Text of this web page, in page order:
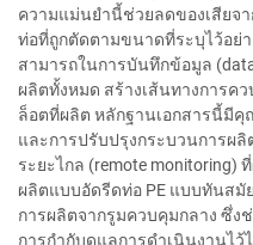
ความแม่นยำนี้ช่วยลดของเสียจ
ท่อที่ถูกตัดตามขนาดที่ระบุไว้อย่
สามารถในการบันทึกข้อมูล
ผลิตทั้งหมด สร้างเส้นทางการ
ล็อตที่ผลิต หลักฐานเอกสารนี้มี
และการปรับปรุงกระบวนการผ
ระยะไกล (remote monitoring)
ผลิตแบบอัดรีดท่อ PE แบบทันส
การผลิตจากรูมควบคุมกลาง ซึ่ง
การกำกับดูแลการดำเนินงานไว้